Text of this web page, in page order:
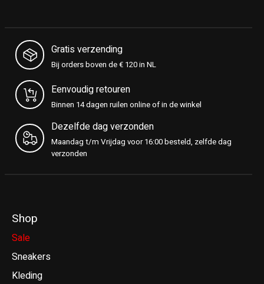
Gratis verzending
Bij orders boven de € 120 in NL
Eenvoudig retouren
Binnen 14 dagen ruilen online of in de winkel
Dezelfde dag verzonden
Maandag t/m Vrijdag voor 16:00 besteld, zelfde dag
verzonden
Shop
Sale
Sneakers
Kleding